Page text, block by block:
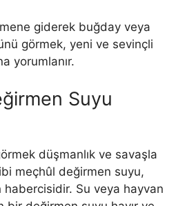
giderek buğday veya
görmek, yeni ve sevinçli
yorumlanır.
Suyu
düşmanlık ve savaşla
meçhûl değirmen suyu,
Su veya hayvan